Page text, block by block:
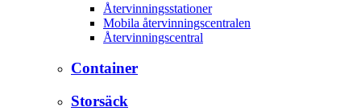
Återvinningsstationer
Mobila återvinningscentralen
Återvinningscentral
Container
Storsäck